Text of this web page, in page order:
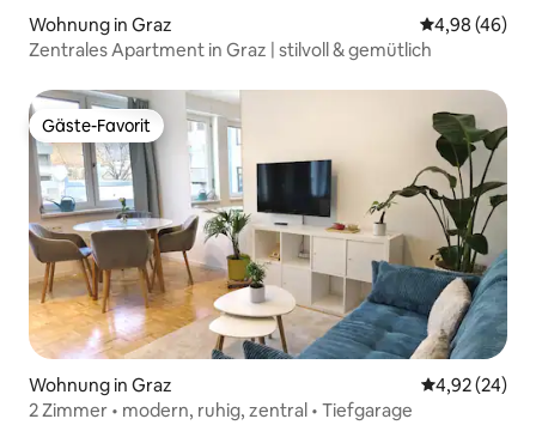
Wohnung in Graz
4,98 (46)
Zentrales Apartment in Graz | stilvoll & gemütlich
Gäste-Favorit
Gäste-Favorit
Wohnung in Graz
4,92 (24)
2 Zimmer • modern, ruhig, zentral • Tiefgarage